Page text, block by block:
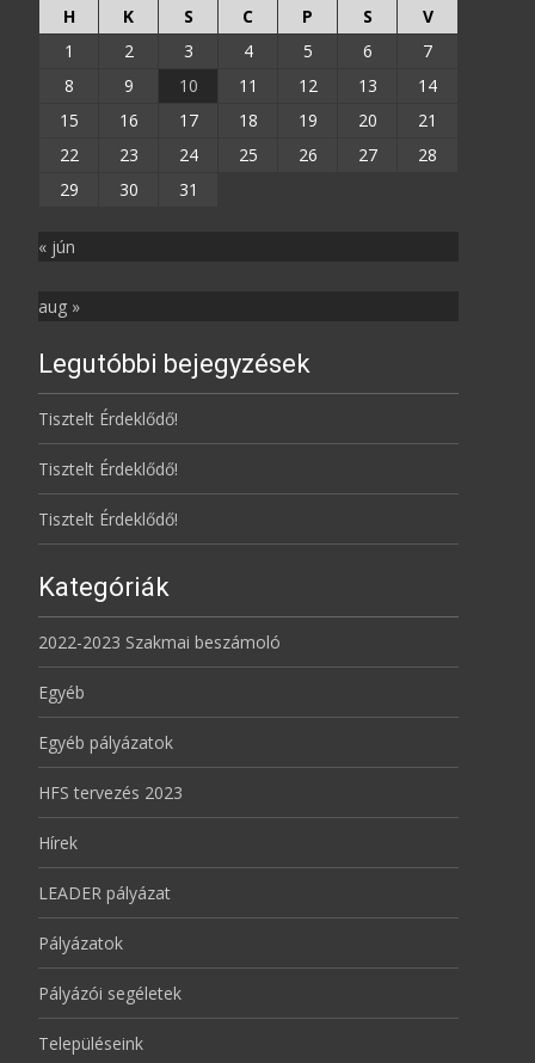
H
K S C P S
V
1
2 3 4 5 6
7
8
9 10 11 12 13
14
15
16 17 18 19 20
21
22
23 24 25 26 27
28
29
30 31
« jún
aug »
Legutóbbi bejegyzések
Tisztelt Érdeklődő!
Tisztelt Érdeklődő!
Tisztelt Érdeklődő!
Kategóriák
2022-2023 Szakmai beszámoló
Egyéb
Egyéb pályázatok
HFS tervezés 2023
Hírek
LEADER pályázat
Pályázatok
Pályázói segéletek
Településeink